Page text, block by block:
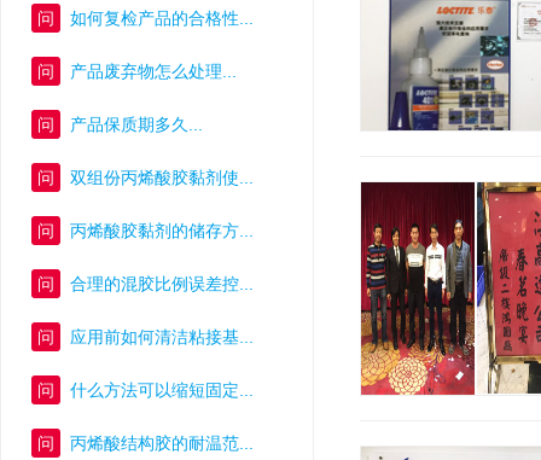
问 如何复检产品的合格性...
问 产品废弃物怎么处理...
问 产品保质期多久...
问 双组份丙烯酸胶黏剂使...
问 丙烯酸胶黏剂的储存方...
问 合理的混胶比例误差控...
问 应用前如何清洁粘接基...
问 什么方法可以缩短固定...
问 丙烯酸结构胶的耐温范...